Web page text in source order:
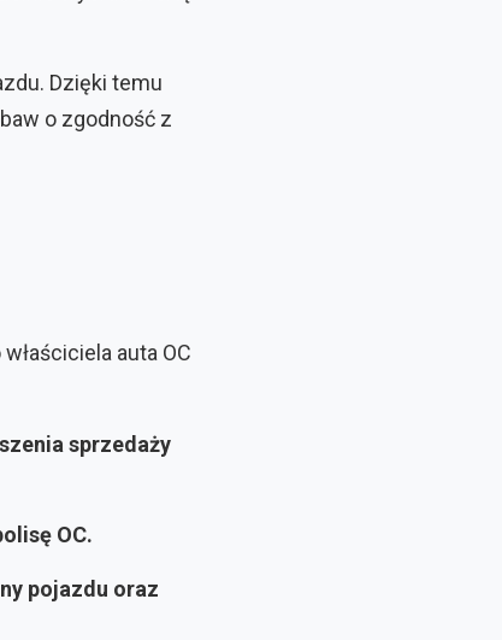
Dzięki temu
o zgodność z
auta OC
sprzedaży
OC.
pojazdu oraz